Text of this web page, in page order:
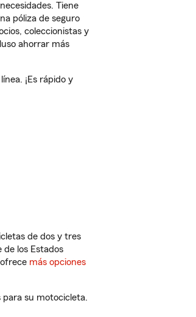
Tiene
póliza de seguro
coleccionistas y
ahorrar más
¡Es rápido y
de dos y tres
de los Estados
ofrece más opciones
para su motocicleta.